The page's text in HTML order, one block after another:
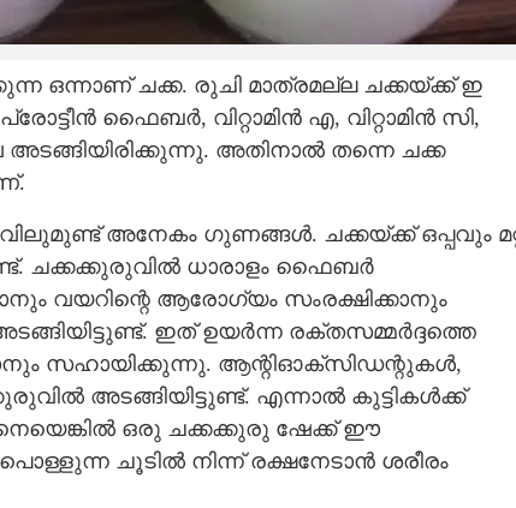
ഒന്നാണ് ചക്ക. രുചി മാത്രമല്ല ചക്കയ്ക്ക് ഇ
ഫെെബർ,​ വിറ്റാമിൻ എ,​ വിറ്റാമിൻ സി,​
അടങ്ങിയിരിക്കുന്നു. അതിനാൽ തന്നെ ചക്ക
അനേകം ഗുണങ്ങൾ. ചക്കയ്ക്ക് ഒപ്പവും
ചക്കക്കുരുവിൽ ധാരാളം ഫെെബർ
വയറിന്റെ ആരോഗ്യം സംരക്ഷിക്കാനും
ഇത് ഉയർന്ന രക്തസമ്മർദ്ദത്തെ
സഹായിക്കുന്നു. ആന്റിഓക്സിഡന്റുകൾ,
അടങ്ങിയിട്ടുണ്ട്. എന്നാൽ കുട്ടികൾക്ക്
ഒരു ചക്കക്കുരു ഷേക്ക് ഈ
ചൂടിൽ നിന്ന് രക്ഷനേടാൻ ശരീരം